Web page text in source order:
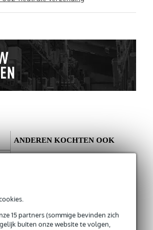
15 partners (sommige bevinden zich
buiten onze website te volgen,
Je naam
Er zijn nog geen reviews voor dit product.
ANDEREN KOCHTEN OOK
Devine MIC100/10
XLR microfoon- en